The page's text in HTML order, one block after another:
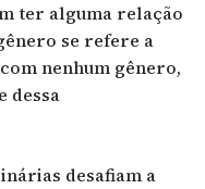
ter alguma relação
se refere a
nenhum gênero,
dessa
desafiam a